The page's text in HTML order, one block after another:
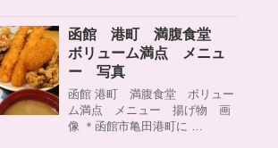
ド
ウ
で
開
き
ま
す
)
さ
(
新
し
い
ウ
ィ
ン
ド
ウ
で
し
て
T
w
i
e
で
共
有
b
o
o
k
で
共
有
す
る
に
は
ク
函館 港町 満腹食堂
ボリューム満点 メニュ
ー 写真
函館 港町 満腹食堂 ボリュー
ム満点 メニュー 揚げ物 画
像 ＊函館市亀田港町に …